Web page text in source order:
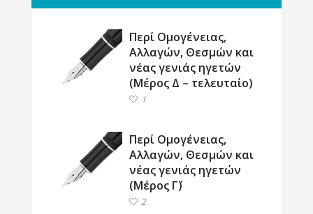
Περί Ομογένειας,
Αλλαγών, Θεσμών και
νέας γενιάς ηγετών
(Μέρος Δ – τελευταίο)
1
Περί Ομογένειας,
Αλλαγών, Θεσμών και
νέας γενιάς ηγετών
(Μέρος Γ΄)
2